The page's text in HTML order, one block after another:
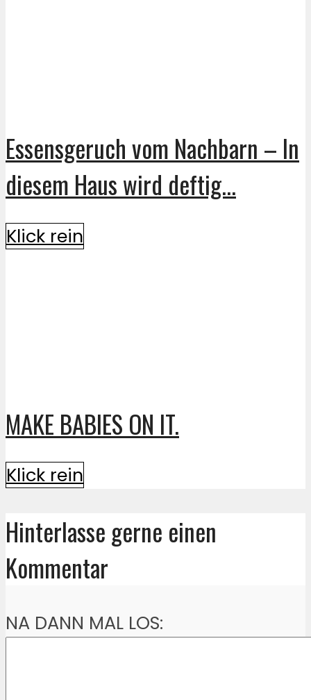
Essensgeruch vom Nachbarn – In
diesem Haus wird deftig...
Klick rein
MAKE BABIES ON IT.
Klick rein
Hinterlasse gerne einen
Kommentar
NA DANN MAL LOS: